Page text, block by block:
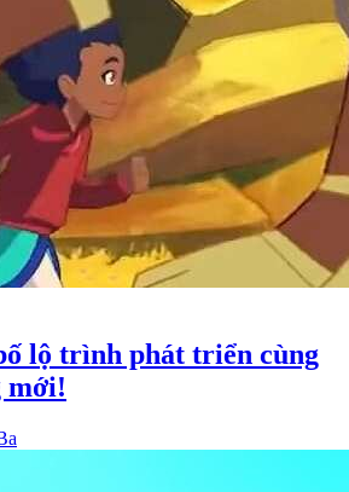
lộ trình phát triển cùng
mới!